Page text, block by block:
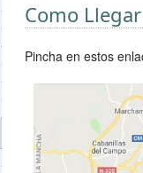
Como Llegar
Pincha en estos